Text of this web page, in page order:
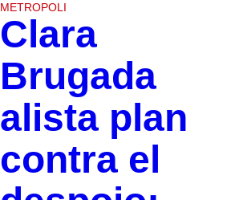
METROPOLI
Clara
Brugada
alista plan
contra el